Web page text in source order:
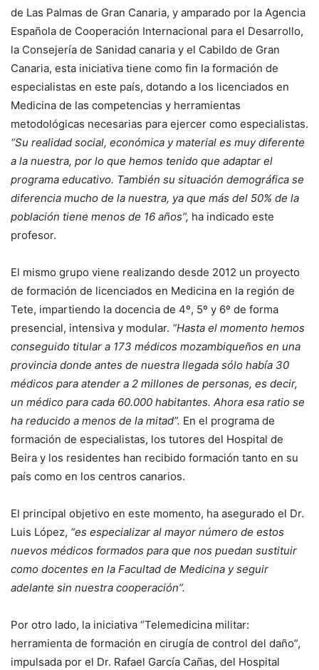
de Las Palmas de Gran Canaria, y amparado por la Agencia
Española de Cooperación Internacional para el Desarrollo,
la Consejería de Sanidad canaria y el Cabildo de Gran
Canaria, esta iniciativa tiene como fin la formación de
especialistas en este país, dotando a los licenciados en
Medicina de las competencias y herramientas
metodológicas necesarias para ejercer como especialistas.
“Su realidad social, económica y material es muy diferente
a la nuestra, por lo que hemos tenido que adaptar el
programa educativo. También su situación demográfica se
diferencia mucho de la nuestra, ya que más del 50% de la
población tiene menos de 16 años”, ha indicado este
profesor.
El mismo grupo viene realizando desde 2012 un proyecto
de formación de licenciados en Medicina en la región de
Tete, impartiendo la docencia de 4º, 5º y 6º de forma
presencial, intensiva y modular. “Hasta el momento hemos
conseguido titular a 173 médicos mozambiqueños en una
provincia donde antes de nuestra llegada sólo había 30
médicos para atender a 2 millones de personas, es decir,
un médico para cada 60.000 habitantes. Ahora esa ratio se
ha reducido a menos de la mitad”. En el programa de
formación de especialistas, los tutores del Hospital de
Beira y los residentes han recibido formación tanto en su
país como en los centros canarios.
El principal objetivo en este momento, ha asegurado el Dr.
Luis López, “es especializar al mayor número de estos
nuevos médicos formados para que nos puedan sustituir
como docentes en la Facultad de Medicina y seguir
adelante sin nuestra cooperación”.
Por otro lado, la iniciativa “Telemedicina militar:
herramienta de formación en cirugía de control del daño”,
impulsada por el Dr. Rafael García Cañas, del Hospital